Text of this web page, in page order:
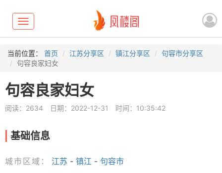
Toggle
navigation
当前位置： 首页 江苏分享区 镇江分享区
句容市分享区
句容良家妇女
句容良家妇女
阅读：2634 日期：2022-12-31 时间：10:35:42
基础信息
城市区域： 江苏 - 镇江 - 句容市